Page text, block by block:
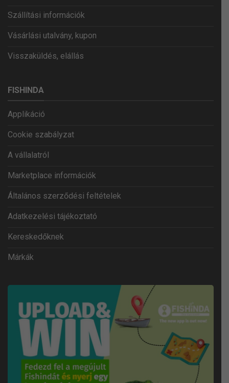
Szállítási információk
Vásárlási utalvány, kupon
Visszaküldés, elállás
FISHINDA
Applikáció
Cookie szabályzat
A vállalatról
Marketplace információk
Általános szerződési feltételek
Adatkezelési tájékoztató
Kereskedőknek
Márkák